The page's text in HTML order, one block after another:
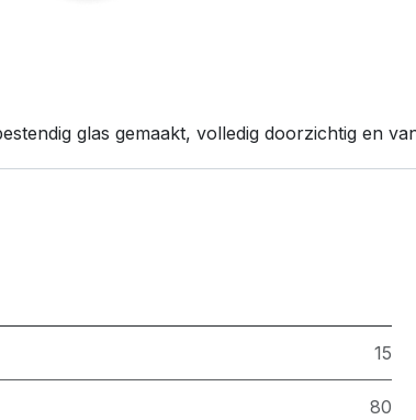
glas gemaakt, volledig doorzichtig en
15
80